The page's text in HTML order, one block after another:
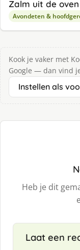
Zalm uit de oven
Avondeten &
Kook je vaker met
Google — dan vind
Instellen als
Heb je dit
Laat een